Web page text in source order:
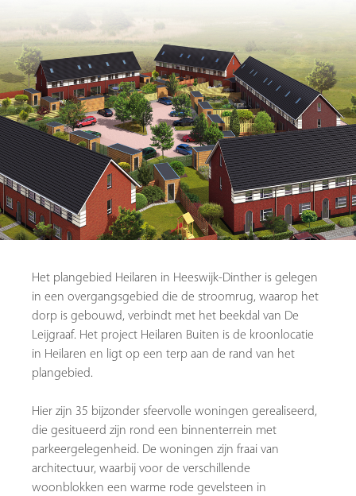
Het plangebied Heilaren in Heeswijk-Dinther is gelegen
in een overgangsgebied die de stroomrug, waarop het
dorp is gebouwd, verbindt met het beekdal van De
Leijgraaf. Het project Heilaren Buiten is de kroonlocatie
in Heilaren en ligt op een terp aan de rand van het
plangebied.
Hier zijn 35 bijzonder sfeervolle woningen gerealiseerd,
die gesitueerd zijn rond een binnenterrein met
parkeergelegenheid. De woningen zijn fraai van
architectuur, waarbij voor de verschillende
woonblokken een warme rode gevelsteen in